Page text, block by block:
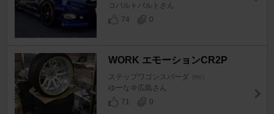
コバルトバルトさん
74
0
WORK エモーションCR2P
ステップワゴンスパーダ [RK]
ゆーな＠広島さん
71
0